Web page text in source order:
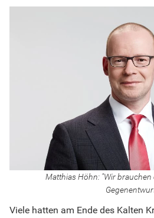
Matthias Höhn: "Wir brauchen
Viele hatten am Ende des Kalten